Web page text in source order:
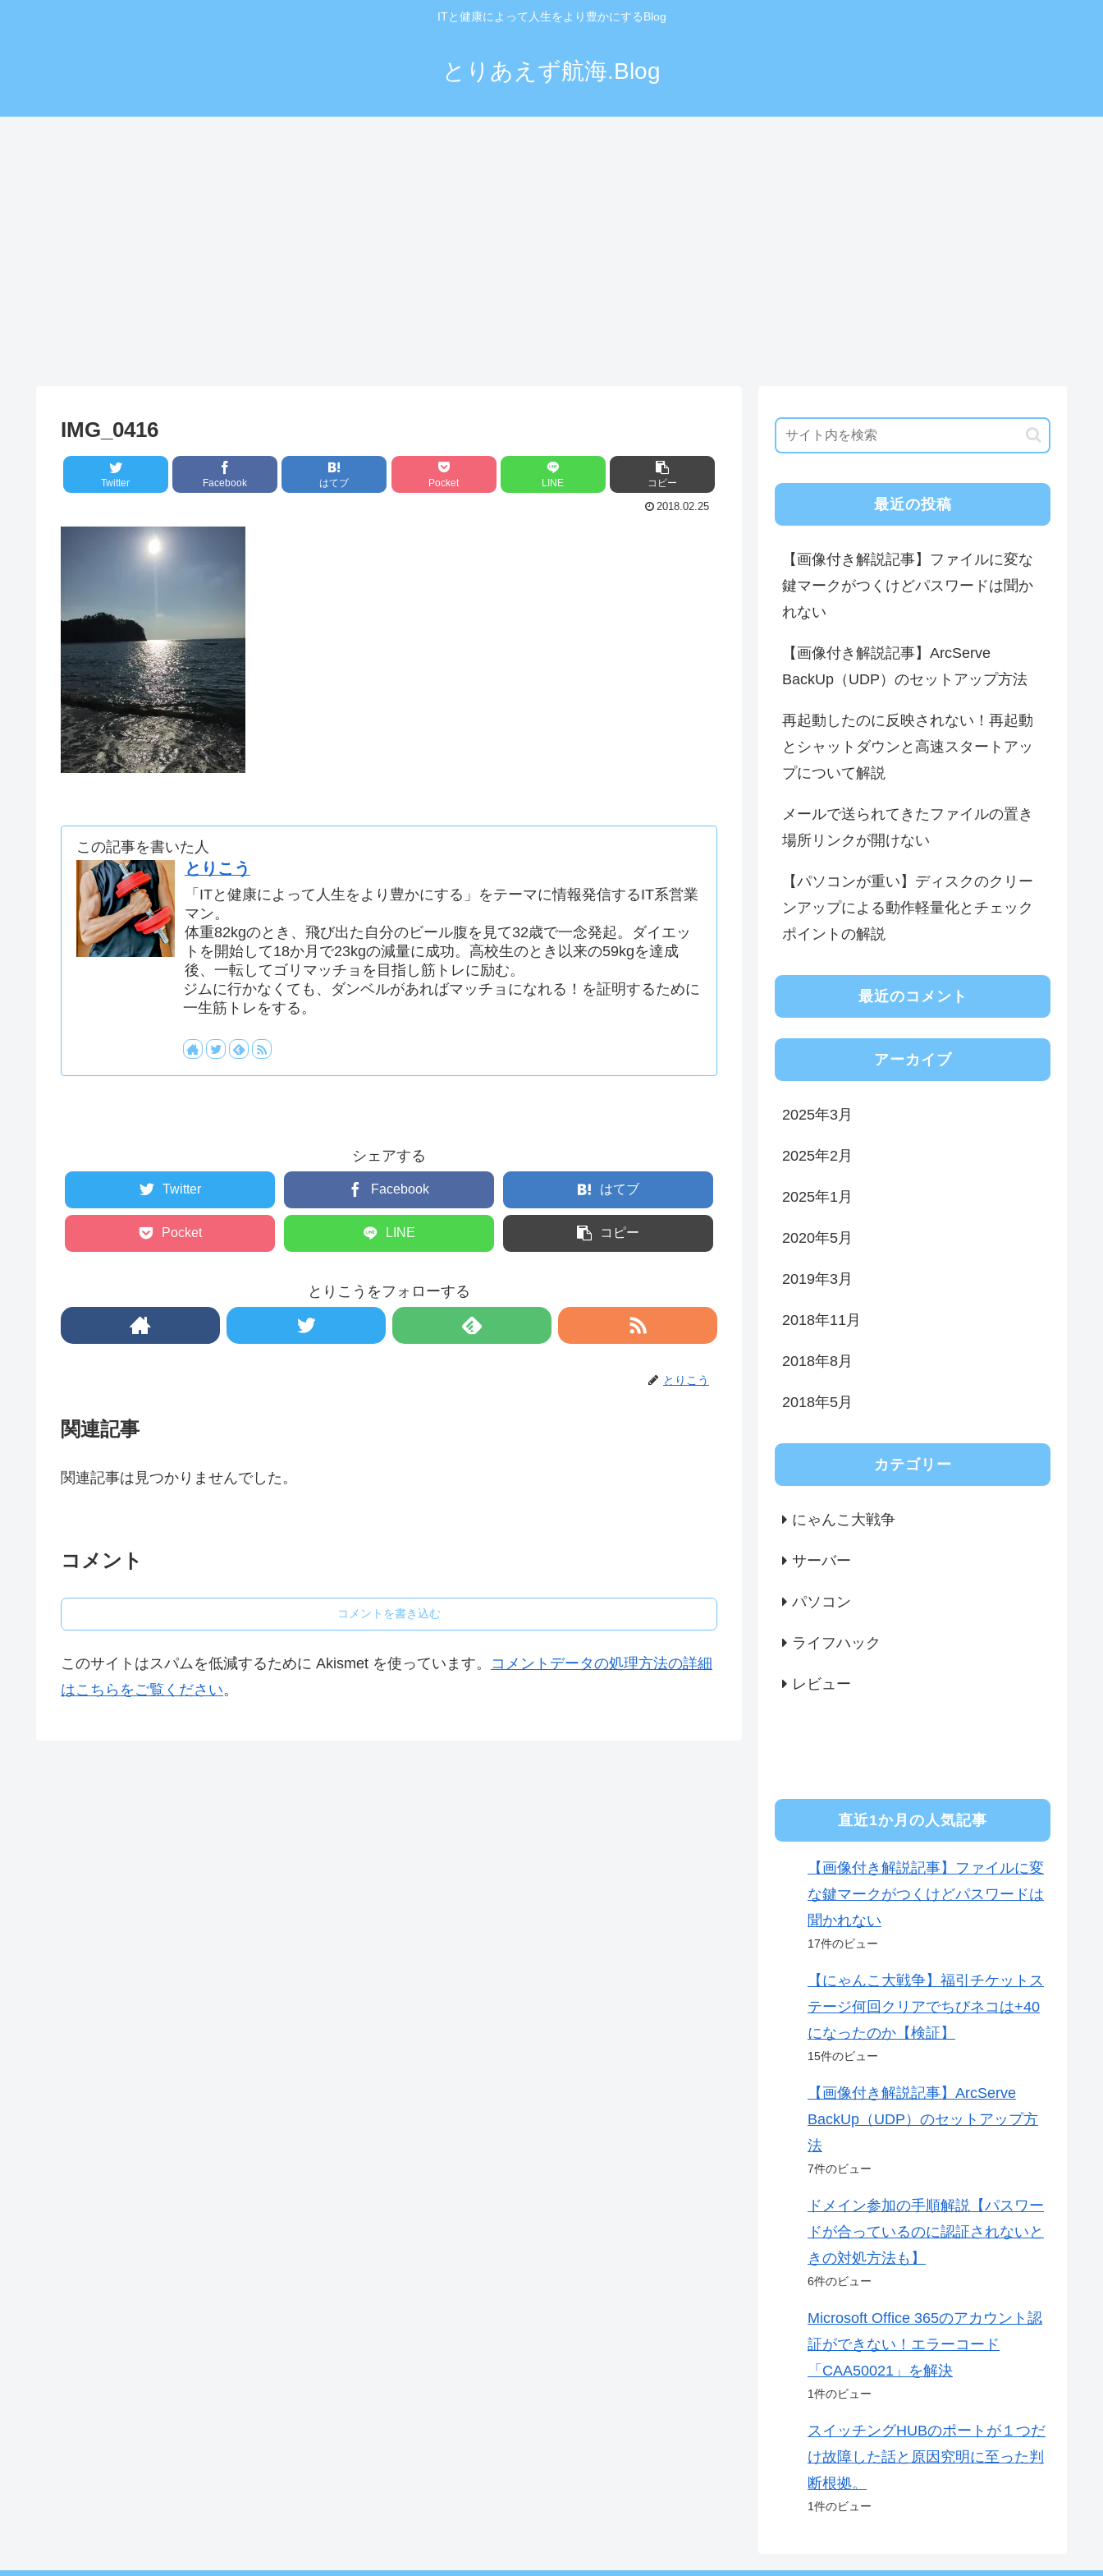
ITと健康によって人生をより豊かにするBlog
とりあえず航海.Blog
IMG_0416
Twitter Facebook はてブ Pocket LINE コピー
2018.02.25
この記事を書いた人
とりこう
「ITと健康によって人生をより豊かにする」をテーマに情報発信するIT系営業
マン。
体重82kgのとき、飛び出た自分のビール腹を見て32歳で一念発起。ダイエッ
トを開始して18か月で23kgの減量に成功。高校生のとき以来の59kgを達成
後、一転してゴリマッチョを目指し筋トレに励む。
ジムに行かなくても、ダンベルがあればマッチョになれる！を証明するために
一生筋トレをする。
シェアする
Twitter Facebook はてブ
Pocket LINE コピー
とりこうをフォローする
とりこう
関連記事
関連記事は見つかりませんでした。
コメント
コメントを書き込む
このサイトはスパムを低減するために Akismet を使っています。 コメントデータの処理方法の詳細
はこちらをご覧ください。
最近の投稿
【画像付き解説記事】ファイルに変な
鍵マークがつくけどパスワードは聞か
れない
【画像付き解説記事】ArcServe
BackUp（UDP）のセットアップ方法
再起動したのに反映されない！再起動
とシャットダウンと高速スタートアッ
プについて解説
メールで送られてきたファイルの置き
場所リンクが開けない
【パソコンが重い】ディスクのクリー
ンアップによる動作軽量化とチェック
ポイントの解説
最近のコメント
アーカイブ
2025年3月
2025年2月
2025年1月
2020年5月
2019年3月
2018年11月
2018年8月
2018年5月
カテゴリー
にゃんこ大戦争
サーバー
パソコン
ライフハック
レビュー
直近1か月の人気記事
【画像付き解説記事】ファイルに変
な鍵マークがつくけどパスワードは
聞かれない
17件のビュー
【にゃんこ大戦争】福引チケットス
テージ何回クリアでちびネコは+40
になったのか【検証】
15件のビュー
【画像付き解説記事】ArcServe
BackUp（UDP）のセットアップ方
法
7件のビュー
ドメイン参加の手順解説【パスワー
ドが合っているのに認証されないと
きの対処方法も】
6件のビュー
Microsoft Office 365のアカウント認
証ができない！エラーコード
「CAA50021」を解決
1件のビュー
スイッチングHUBのポートが１つだ
け故障した話と原因究明に至った判
断根拠。
1件のビュー